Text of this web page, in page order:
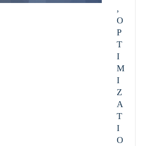
,
O
P
T
I
M
I
Z
A
T
I
O